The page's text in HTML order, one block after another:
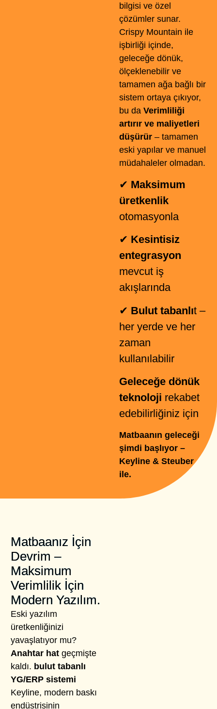
bilgisi ve özel
çözümler sunar.
Crispy Mountain ile
işbirliği içinde,
geleceğe dönük,
ölçeklenebilir ve
tamamen ağa bağlı bir
sistem ortaya çıkıyor,
bu daVerimliliği
artırır ve maliyetleri
düşürür – tamamen
eski yapılar ve manuel
müdahaleler olmadan.
✔ Maksimum
üretkenlik
otomasyonla
✔ Kesintisiz
entegrasyon
mevcut iş
akışlarında
✔ Bulut tabanlıt –
her yerde ve her
zaman
kullanılabilir
Geleceğe dönük
teknoloji rekabet
edebilirliğiniz için
Matbaanın geleceği
şimdi başlıyor –
Keyline & Steuber
ile.
Matbaanız İçin
Devrim –
Maksimum
Verimlilik İçin
Modern Yazılım.
Eski yazılım
üretkenliğinizi
yavaşlatıyor mu?
Anahtar hat geçmişte
kaldı. bulut tabanlı
YG/ERP sistemi
Keyline, modern baskı
endüstrisinin